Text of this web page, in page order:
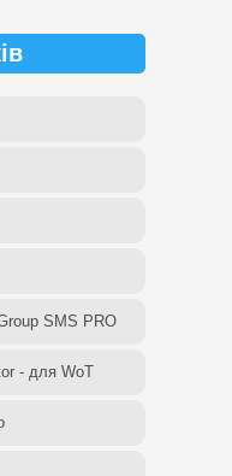
SMS PRO
- для WoT